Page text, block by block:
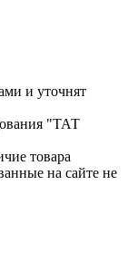
и уточнят
"ТАТ
товара
на сайте не